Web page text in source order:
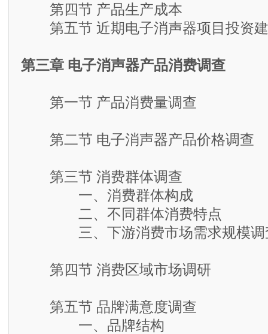
第四节 产品生产成本
第五节 近期电子消声器项目投资
第三章 电子消声器产品消费调查
第一节 产品消费量调查
第二节 电子消声器产品价格调查
第三节 消费群体调查
一、消费群体构成
二、不同群体消费特点
三、下游消费市场需求规模调
第四节 消费区域市场调研
第五节 品牌满意度调查
一、品牌结构